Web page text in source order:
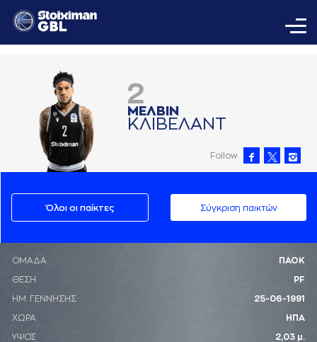
2
ΜΕΛΒΙΝ
ΚΛΙΒΕΛAΝΤ
Follow
Όλοι οι παίκτες Σύγκριση παικτών
ΟΜΑΔΑ ΠΑΟΚ
ΘΕΣΗ PF
ΗΜ. ΓΕΝΝΗΣΗΣ 25-06-1991
ΧΩΡΑ ΗΠΑ
ΥΨΟΣ 2,03 μ.